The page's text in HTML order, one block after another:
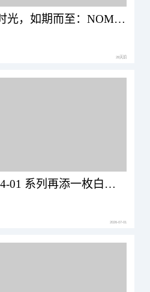
【表态头条】沪上时光，如期而至：NOMOS Glashütte 全新体验空间正式揭幕
28天前
【表态头条】RM 64-01 系列再添一枚白色新作！
2026-07-01